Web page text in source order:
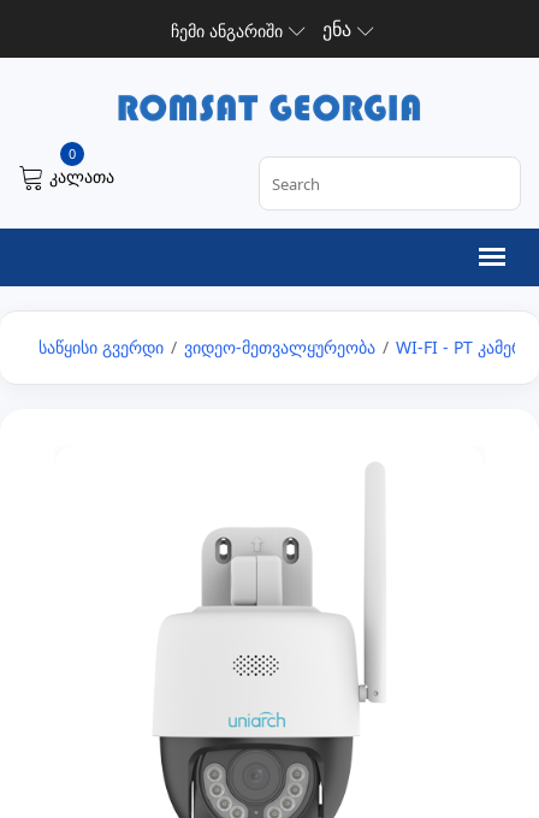
ჩემი ანგარიში ენა
0
კალათა
საწყისი გვერდი / ვიდეო-მეთვალყურეობა / WI-FI - PT